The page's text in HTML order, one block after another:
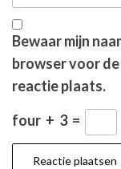
Bewaar mijn
browser voor
reactie plaats.
four + 3 =